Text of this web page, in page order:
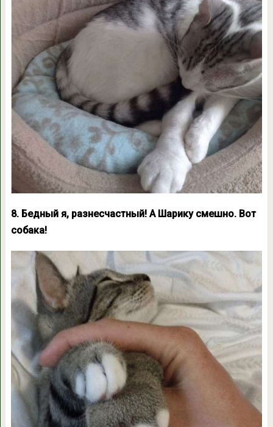
8. Бедный я, разнесчастный! А Шарику смешно. Вот
собака!